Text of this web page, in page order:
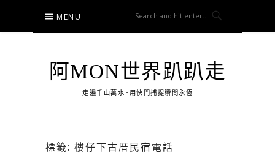
content
MENU
阿MON世界趴趴走
走遍千山萬水~用快門捕捉瞬間永恆
標籤: 樓仔下古厝民宿電話